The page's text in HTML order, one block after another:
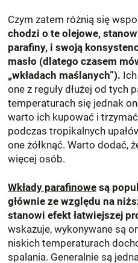
Czym zatem różnią się
chodzi o te olejowe,
parafiny, i swoją
masło (dlatego czasem
„wkładach maślanych”).
one z reguły dłużej od tych
temperaturach się jednak
warto ich kupować i
podczas tropikalnych
one żółknąć. Warto dodać,
więcej osób.
Wkłady parafinowe są
głównie ze względu na
stanowi efekt łatwiejszej
wskazuje, wykonywane są
niskich temperaturach
spalania. Generalnie są